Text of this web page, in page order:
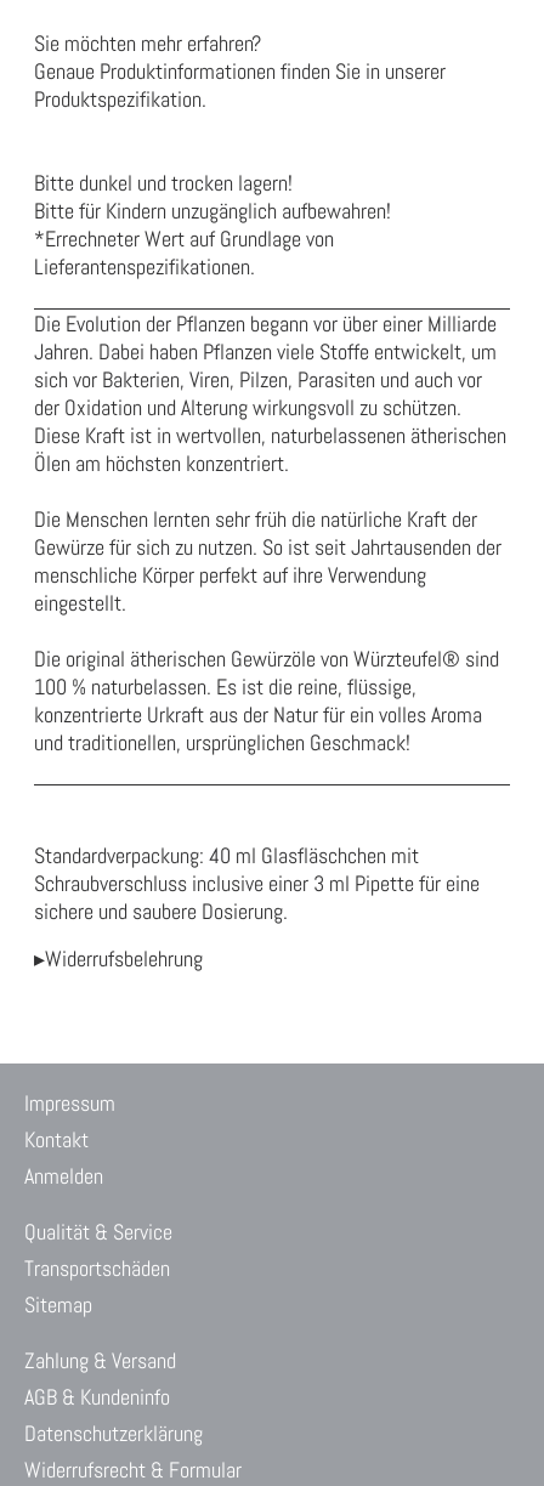
Sie möchten mehr erfahren?
Genaue Produktinformationen finden Sie in unserer
Produktspezifikation.
Bitte dunkel und trocken lagern!
Bitte für Kindern unzugänglich aufbewahren!
*Errechneter Wert auf Grundlage von
Lieferantenspezifikationen.
Die Evolution der Pflanzen begann vor über einer Milliarde
Jahren. Dabei haben Pflanzen viele Stoffe entwickelt, um
sich vor Bakterien, Viren, Pilzen, Parasiten und auch vor
der Oxidation und Alterung wirkungsvoll zu schützen.
Diese Kraft ist in wertvollen, naturbelassenen ätherischen
Ölen am höchsten konzentriert.
Die Menschen lernten sehr früh die natürliche Kraft der
Gewürze für sich zu nutzen. So ist seit Jahrtausenden der
menschliche Körper perfekt auf ihre Verwendung
eingestellt.
Die original ätherischen Gewürzöle von Würzteufel® sind
100 % naturbelassen. Es ist die reine, flüssige,
konzentrierte Urkraft aus der Natur für ein volles Aroma
und traditionellen, ursprünglichen Geschmack!
Standardverpackung: 40 ml Glasfläschchen mit
Schraubverschluss inclusive einer 3 ml Pipette für eine
sichere und saubere Dosierung.
▸Widerrufsbelehrung
Impressum
Kontakt
Anmelden
Qualität & Service
Transportschäden
Sitemap
Zahlung & Versand
AGB & Kundeninfo
Datenschutzerklärung
Widerrufsrecht & Formular